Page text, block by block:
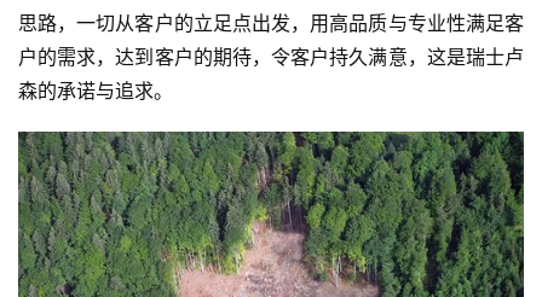
经
商
业
A
I
科
技
经
思路，一切从客户的立足点出发，用高品质与专业性满足客
户的需求，达到客户的期待，令客户持久满意，这是瑞士卢
森的承诺与追求。